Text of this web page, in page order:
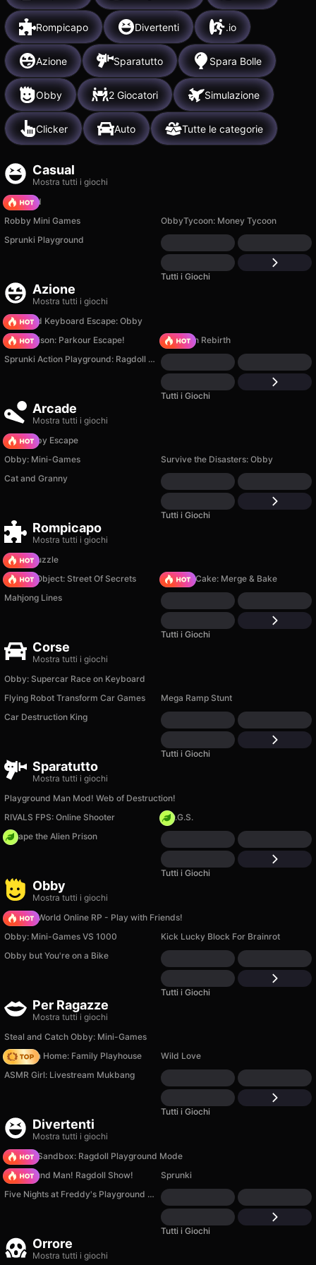
Rompicapo Divertenti .io
Azione Sparatutto Spara Bolle
Obby 2 Giocatori Simulazione
Clicker Auto Tutte le categorie
Casual
Mostra tutti i giochi
TB World
Robby Mini Games
ObbyTycoon: Money Tycoon
Sprunki Playground
Tutti i Giochi
Azione
Mostra tutti i giochi
+1 Speed Keyboard Escape: Obby
Barry Prison: Parkour Escape!
Stickman Rebirth
Sprunki Action Playground: Ragdoll Sandbox
Tutti i Giochi
Arcade
Mostra tutti i giochi
Your Obby Escape
Obby: Mini-Games
Survive the Disasters: Obby
Cat and Granny
Tutti i Giochi
Rompicapo
Mostra tutti i giochi
Arrow Puzzle
Hidden Object: Street Of Secrets
Piece of Cake: Merge & Bake
Mahjong Lines
Tutti i Giochi
Corse
Mostra tutti i giochi
Obby: Supercar Race on Keyboard
Flying Robot Transform Car Games
Mega Ramp Stunt
Car Destruction King
Tutti i Giochi
Sparatutto
Mostra tutti i giochi
Playground Man Mod! Web of Destruction!
RIVALS FPS: Online Shooter
H.O.G.S.
Escape the Alien Prison
Tutti i Giochi
Obby
Mostra tutti i giochi
Sprunki World Online RP - Play with Friends!
Obby: Mini-Games VS 1000
Kick Lucky Block For Brainrot
Obby but You're on a Bike
Tutti i Giochi
Per Ragazze
Mostra tutti i giochi
Steal and Catch Obby: Mini-Games
My Town Home: Family Playhouse
Wild Love
ASMR Girl: Livestream Mukbang
Tutti i Giochi
Divertenti
Mostra tutti i giochi
Sprunki Sandbox: Ragdoll Playground Mode
Playground Man! Ragdoll Show!
Sprunki
Five Nights at Freddy's Playground Sandbox
Tutti i Giochi
Orrore
Mostra tutti i giochi